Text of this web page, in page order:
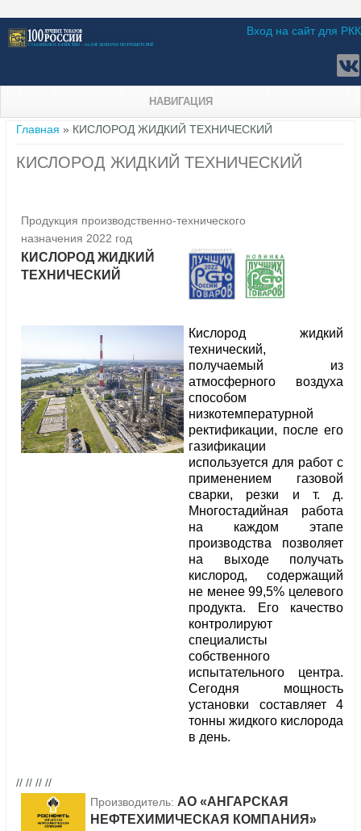
Вход на сайт для РКК
НАВИГАЦИЯ
Вы здесь
Главная » КИСЛОРОД ЖИДКИЙ ТЕХНИЧЕСКИЙ
КИСЛОРОД ЖИДКИЙ ТЕХНИЧЕСКИЙ
Продукция производственно-технического
назначения 2022 год
КИСЛОРОД ЖИДКИЙ
ТЕХНИЧЕСКИЙ
Кислород жидкий
технический,
получаемый из
атмосферного воздуха
способом
низкотемпературной
ректификации, после его
газификации
используется для работ с
применением газовой
сварки, резки и т. д.
Многостадийная работа
на каждом этапе
производства позволяет
на выходе получать
кислород, содержащий
не менее 99,5% целевого
продукта. Его качество
контролируют
специалисты
собственного
испытательного центра.
Сегодня мощность
установки составляет 4
тонны жидкого кислорода
в день.
// // // //
Производитель: АО «АНГАРСКАЯ
НЕФТЕХИМИЧЕСКАЯ КОМПАНИЯ»